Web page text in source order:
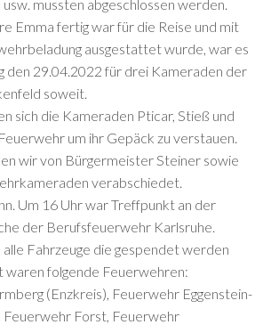
mussten abgeschlossen werden.
Emma fertig war für die Reise und mit
ausgestattet wurde, war es
den 29.04.2022 für drei Kameraden der
soweit.
sich die Kameraden Pticar, Stieß und
um ihr Gepäck zu verstauen.
wir von Bürgermeister Steiner sowie
verabschiedet.
Um 16 Uhr war Treffpunkt an der
der Berufsfeuerwehr Karlsruhe.
Fahrzeuge die gespendet werden
waren folgende Feuerwehren:
(Enzkreis), Feuerwehr Eggenstein-
Feuerwehr Forst, Feuerwehr